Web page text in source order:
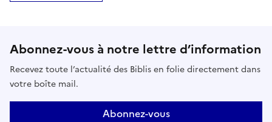
Abonnez-vous à notre lettre d’information
Recevez toute l’actualité des Biblis en folie directement dans
votre boîte mail.
Abonnez-vous